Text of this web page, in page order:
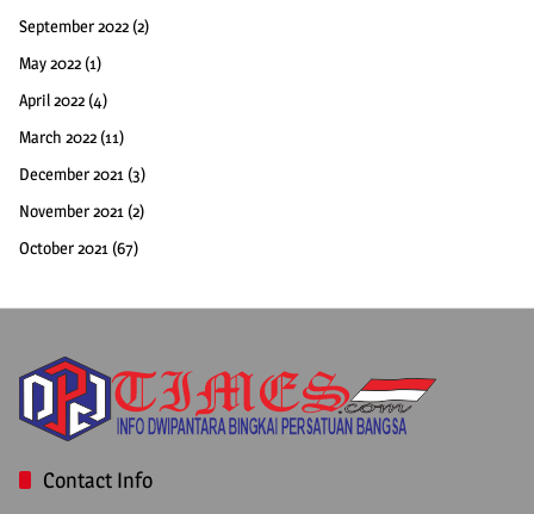
September 2022 (2)
May 2022 (1)
April 2022 (4)
March 2022 (11)
December 2021 (3)
November 2021 (2)
October 2021 (67)
Contact Info